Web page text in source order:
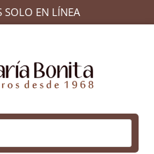
SOLO EN LÍNEA